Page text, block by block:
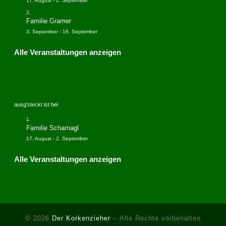
Familie Gramer
3. September- 16. September
Alle Veranstaltungen anzeigen
ausg’steckt ist bei
Familie Scharnagl
17. August- 2. September
Alle Veranstaltungen anzeigen
© 2026 Der Korkenzieher – Alle Rechte vorbehalten